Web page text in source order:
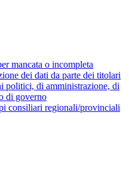
mancata o incompleta
dei dati da parte dei titolari
politici, di amministrazione, di
di governo
consiliari regionali/provinciali